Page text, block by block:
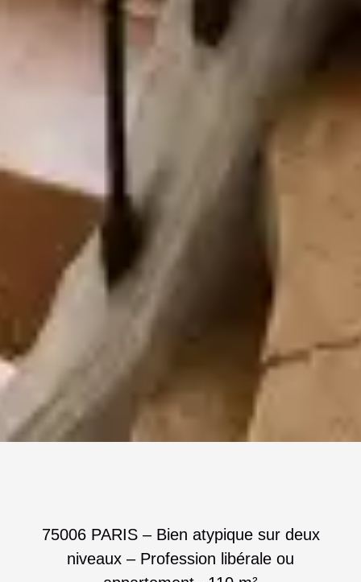
75006 PARIS – Bien atypique sur deux
niveaux – Profession libérale ou